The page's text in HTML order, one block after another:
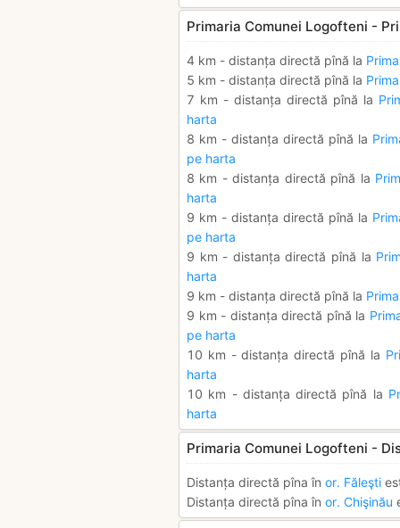
Primaria Comunei Logofteni -
4 km - distanța directă pînă la
5 km - distanța directă pînă la
7 km - distanța directă pînă la
harta
8 km - distanța directă pînă la
pe harta
8 km - distanța directă pînă la
harta
9 km - distanța directă pînă la
pe harta
9 km - distanța directă pînă la
harta
9 km - distanța directă pînă la
9 km - distanța directă pînă la
pe harta
10 km - distanța directă pînă la
harta
10 km - distanța directă pînă la
harta
Primaria Comunei Logofteni -
Distanța directă pîna în or. Făleşti
Distanța directă pîna în or. Chişinău